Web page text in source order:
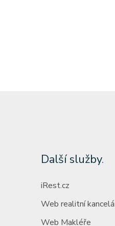
Další služby.
iRest.cz
Web realitní
Web Makléře